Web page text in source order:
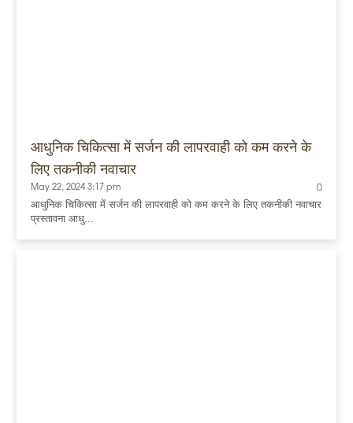
आधुनिक चिकित्सा में सर्जन की लापरवाही को कम करने के
लिए तकनीकी नवाचार
May 22, 2024 3:17 pm 0
आधुनिक चिकित्सा में सर्जन की लापरवाही को कम करने के लिए तकनीकी नवाचार
प्रस्तावना आधु...